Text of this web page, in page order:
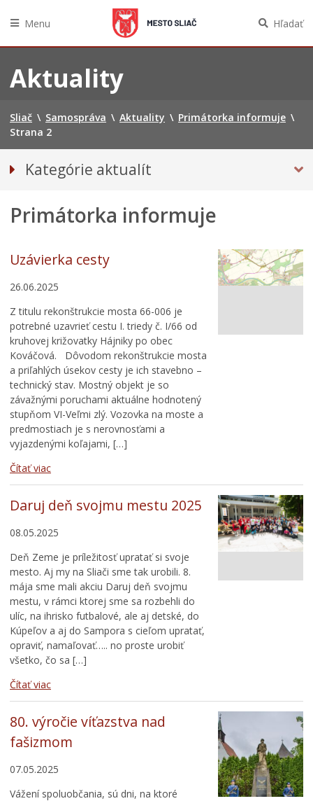
obsah
Menu Hľadať
Aktuality
Sliač \ Samospráva \ Aktuality \ Primátorka informuje \
Strana 2
Kategórie aktualít
PRIMÁTORKA INFORMUJE
Primátorka informuje
Uzávierka cesty
26.06.2025
Z titulu rekonštrukcie mosta 66-006 je
potrebné uzavrieť cestu I. triedy č. I/66 od
kruhovej križovatky Hájniky po obec
Kováčová. Dôvodom rekonštrukcie mosta
a priľahlých úsekov cesty je ich stavebno –
technický stav. Mostný objekt je so
závažnými poruchami aktuálne hodnotený
stupňom VI-Veľmi zlý. Vozovka na moste a
predmostiach je s nerovnosťami a
vyjazdenými koľajami, […]
Čítať viac
Daruj deň svojmu mestu 2025
08.05.2025
Deň Zeme je príležitosť upratať si svoje
mesto. Aj my na Sliači sme tak urobili. 8.
mája sme mali akciu Daruj deň svojmu
mestu, v rámci ktorej sme sa rozbehli do
ulíc, na ihrisko futbalové, ale aj detské, do
Kúpeľov a aj do Sampora s cieľom upratať,
opraviť, namaľovať….. no proste urobiť
všetko, čo sa […]
Čítať viac
80. výročie víťazstva nad
fašizmom
07.05.2025
Vážení spoluobčania, sú dni, na ktoré